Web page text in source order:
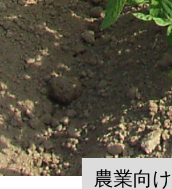
農業向